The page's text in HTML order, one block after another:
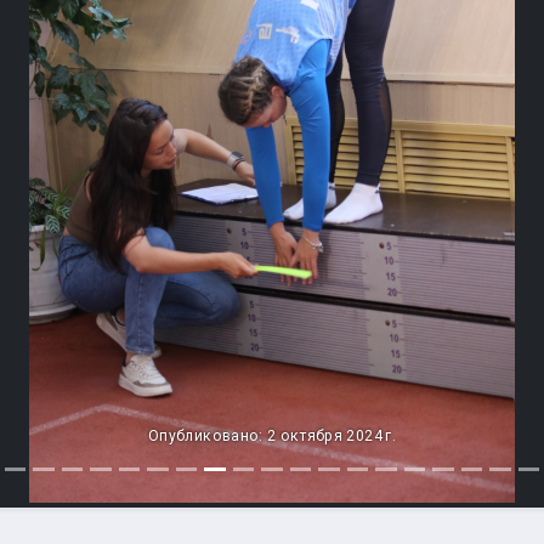
Опубликовано: 2 октября 2024 г.